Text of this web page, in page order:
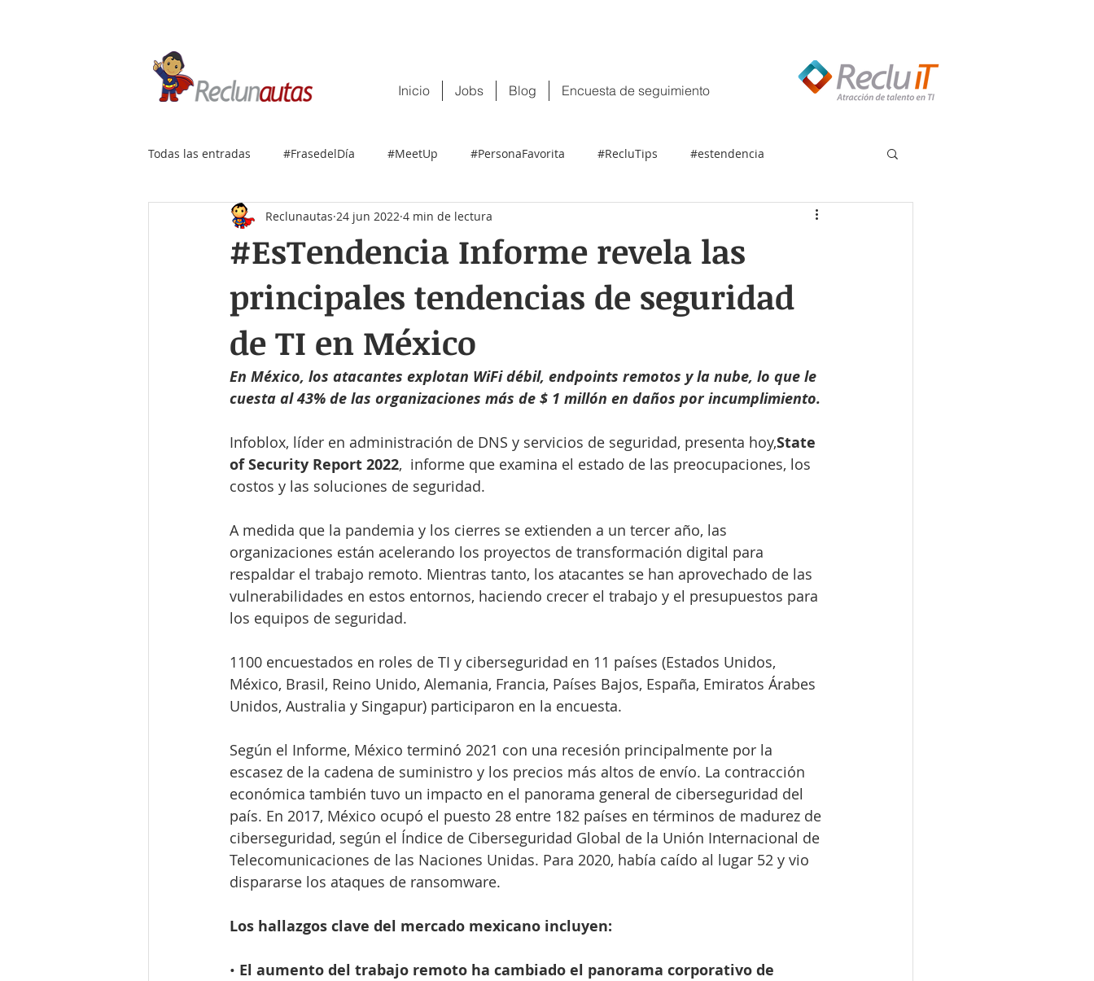
Inicio Jobs Blog Encuesta de seguimiento
Todas las entradas #FrasedelDía #MeetUp #PersonaFavorita #RecluTips #estendencia
#EsTendencia Informe revela las
principales tendencias de seguridad
de TI en México
Reclunautas 24 jun 2022 4 min de lectura
En México, los atacantes explotan WiFi débil, endpoints remotos y la nube, lo que le
cuesta al 43% de las organizaciones más de $ 1 millón en daños por incumplimiento.
Infoblox, líder en administración de DNS y servicios de seguridad, presenta hoy,State
of Security Report 2022,  informe que examina el estado de las preocupaciones, los
costos y las soluciones de seguridad.
A medida que la pandemia y los cierres se extienden a un tercer año, las
organizaciones están acelerando los proyectos de transformación digital para
respaldar el trabajo remoto. Mientras tanto, los atacantes se han aprovechado de las
vulnerabilidades en estos entornos, haciendo crecer el trabajo y el presupuestos para
los equipos de seguridad.
1100 encuestados en roles de TI y ciberseguridad en 11 países (Estados Unidos,
México, Brasil, Reino Unido, Alemania, Francia, Países Bajos, España, Emiratos Árabes
Unidos, Australia y Singapur) participaron en la encuesta.
Según el Informe, México terminó 2021 con una recesión principalmente por la
escasez de la cadena de suministro y los precios más altos de envío. La contracción
económica también tuvo un impacto en el panorama general de ciberseguridad del
país. En 2017, México ocupó el puesto 28 entre 182 países en términos de madurez de
ciberseguridad, según el Índice de Ciberseguridad Global de la Unión Internacional de
Telecomunicaciones de las Naciones Unidas. Para 2020, había caído al lugar 52 y vio
dispararse los ataques de ransomware.
Los hallazgos clave del mercado mexicano incluyen:
• El aumento del trabajo remoto ha cambiado el panorama corporativo de